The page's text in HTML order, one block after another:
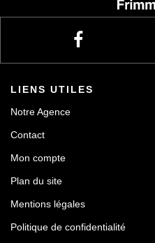
LIENS UTILES
Notre Agence
Contact
Mon compte
Plan du site
Mentions légales
Politique de confidentialité